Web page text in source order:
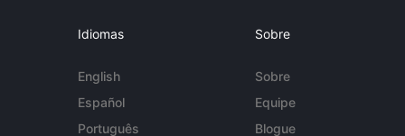
Idiomas
English
Español
Português
Sobre
Sobre
Equipe
Blogue